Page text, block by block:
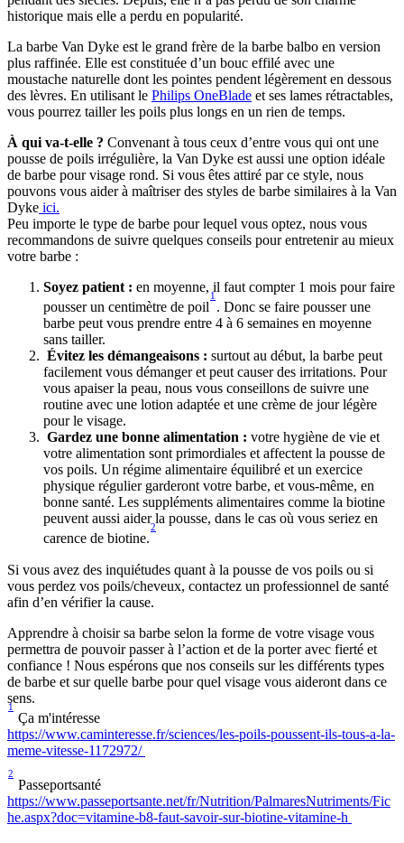
historique mais elle a perdu en popularité.
La barbe Van Dyke est le grand frère de la barbe balbo en version
plus raffinée. Elle est constituée d’un bouc effilé avec une
moustache naturelle dont les pointes pendent légèrement en dessous
des lèvres. En utilisant le Philips OneBlade et ses lames rétractables,
vous pourrez tailler les poils plus longs en un rien de temps.
À qui va-t-elle ? Convenant à tous ceux d’entre vous qui ont une
pousse de poils irrégulière, la Van Dyke est aussi une option idéale
de barbe pour visage rond. Si vous êtes attiré par ce style, nous
pouvons vous aider à maîtriser des styles de barbe similaires à la Van
Dyke ici.
Peu importe le type de barbe pour lequel vous optez, nous vous
recommandons de suivre quelques conseils pour entretenir au mieux
votre barbe :
Soyez patient : en moyenne, il faut compter 1 mois pour faire
pousser un centimètre de poil
1
. Donc se faire pousser une
barbe peut vous prendre entre 4 à 6 semaines en moyenne
sans tailler.
Évitez les démangeaisons : surtout au début, la barbe peut
facilement vous démanger et peut causer des irritations. Pour
vous apaiser la peau, nous vous conseillons de suivre une
routine avec une lotion adaptée et une crème de jour légère
pour le visage.
Gardez une bonne alimentation : votre hygiène de vie et
votre alimentation sont primordiales et affectent la pousse de
vos poils. Un régime alimentaire équilibré et un exercice
physique régulier garderont votre barbe, et vous-même, en
bonne santé. Les suppléments alimentaires comme la biotine
peuvent aussi aider la pousse, dans le cas où vous seriez en
carence de biotine.
2
Si vous avez des inquiétudes quant à la pousse de vos poils ou si
vous perdez vos poils/cheveux, contactez un professionnel de santé
afin d’en vérifier la cause.
Apprendre à choisir sa barbe selon la forme de votre visage vous
permettra de pouvoir passer à l’action et de la porter avec fierté et
confiance ! Nous espérons que nos conseils sur les différents types
de barbe et sur quelle barbe pour quel visage vous aideront dans ce
sens.
1
Ça m'intéresse
https://www.caminteresse.fr/sciences/les-poils-poussent-ils-tous-a-la-
meme-vitesse-1172972/
2
Passeportsanté
https://www.passeportsante.net/fr/Nutrition/PalmaresNutriments/Fic
he.aspx?doc=vitamine-b8-faut-savoir-sur-biotine-vitamine-h